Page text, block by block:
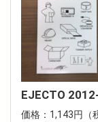
EJECTO
価格：1,143円（